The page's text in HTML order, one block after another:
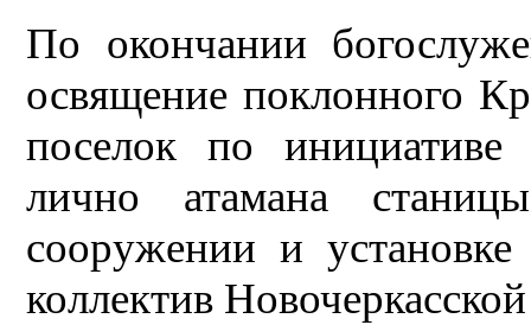
По окончании
освящение поклонного
поселок по
лично атамана
сооружении и
коллектив